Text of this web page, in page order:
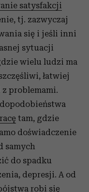
satysfakcji
tj. zazwyczaj
się i jeśli inni
sytuacji
wielu ludzi ma
łatwiej
z problemami.
tam, gdzie
doświadczenie
samych
do spadku
depresji. A od
robi się